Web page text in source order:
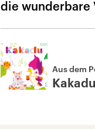
die wunderbare
Aus dem
Kakadu